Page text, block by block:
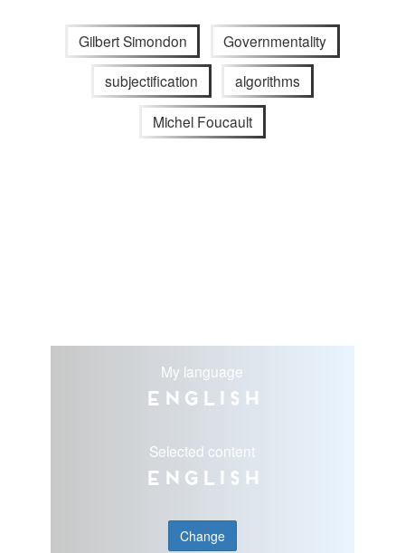
Gilbert Simondon Governmentality
subjectification algorithms
Michel Foucault
My language
English
Selected content
English
Change